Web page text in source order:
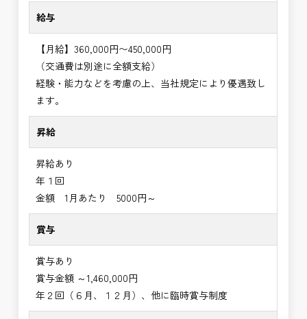
給与
【月給】360,000円〜450,000円
（交通費は別途に全額支給）
経験・能力などを考慮の上、当社規定により優遇致し
ます。
昇給
昇給あり
年１回
金額 1月あたり 5000円～
賞与
賞与あり
賞与金額 ～1,460,000円
年２回（６月、１２月）、他に臨時賞与制度